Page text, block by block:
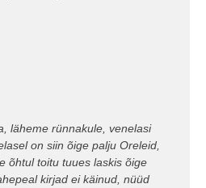
läheme rünnakule, venelasi
on siin õige palju Oreleid,
õhtul toitu tuues laskis õige
kirjad ei käinud, nüüd